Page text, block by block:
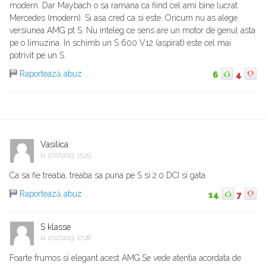
modern. Dar Maybach o sa ramana ca fiind cel ami bine lucrat
Mercedes (modern). Si asa cred ca si este. Oricum nu as alege
versiunea AMG pt S. Nu inteleg ce sens are un motor de genul asta
pe o limuzina. In schimb un S 600 V12 (aspirat) este cel mai
potrivit pe un S.
Raportează abuz
6 4
Vasilica
la 17.07.2013, 15:29
Ca sa fie treaba, treaba sa puna pe S si 2.0 DCI si gata
Raportează abuz
14 7
S klasse
la 17.07.2013, 17:28
Foarte frumos si elegant acest AMG.Se vede atentia acordata de